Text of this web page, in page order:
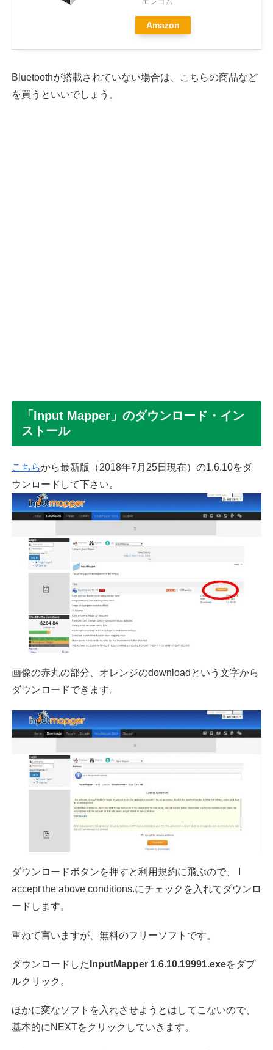
Amazon
Bluetoothが搭載されていない場合は、こちらの商品など
を買うといいでしょう。
「Input Mapper」のダウンロード・イン
ストール
こちらから最新版（2018年7月25日現在）の1.6.10をダ
ウンロードして下さい。
画像の赤丸の部分、オレンジのdownloadという文字から
ダウンロードできます。
ダウンロードボタンを押すと利用規約に飛ぶので、 I
accept the above conditions.にチェックを入れてダウンロ
ードします。
重ねて言いますが、無料のフリーソフトです。
ダウンロードした InputMapper 1.6.10.19991.exeをダブ
ルクリック。
ほかに変なソフトを入れさせようとはしてこないので、
基本的にNEXTをクリックしていきます。